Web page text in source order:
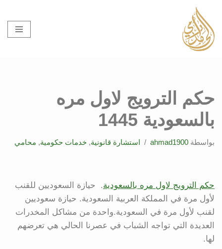
تخطى
إلى
المحتوى
حكم الترويج لاول مره
بالسعودية 1445
بواسطة ahmad1900 استشارة قانونية, خدمات حكومية, محامي
حكم الترويج لاول مره بالسعودية. حيازة السعوديين للقنب
لأول مرة في المملكة العربية السعودية. حيازة سعوديين
لقنب لأول مرة في السعودية.واحدة من مشاكل المخدرات
العديدة التي تواجه الشباب في عصرنا الحالي هي تعرضهم
لها.